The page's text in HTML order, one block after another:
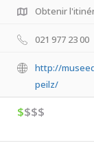
Obtenir
021 977 23 00
http://
peilz/
$$$$